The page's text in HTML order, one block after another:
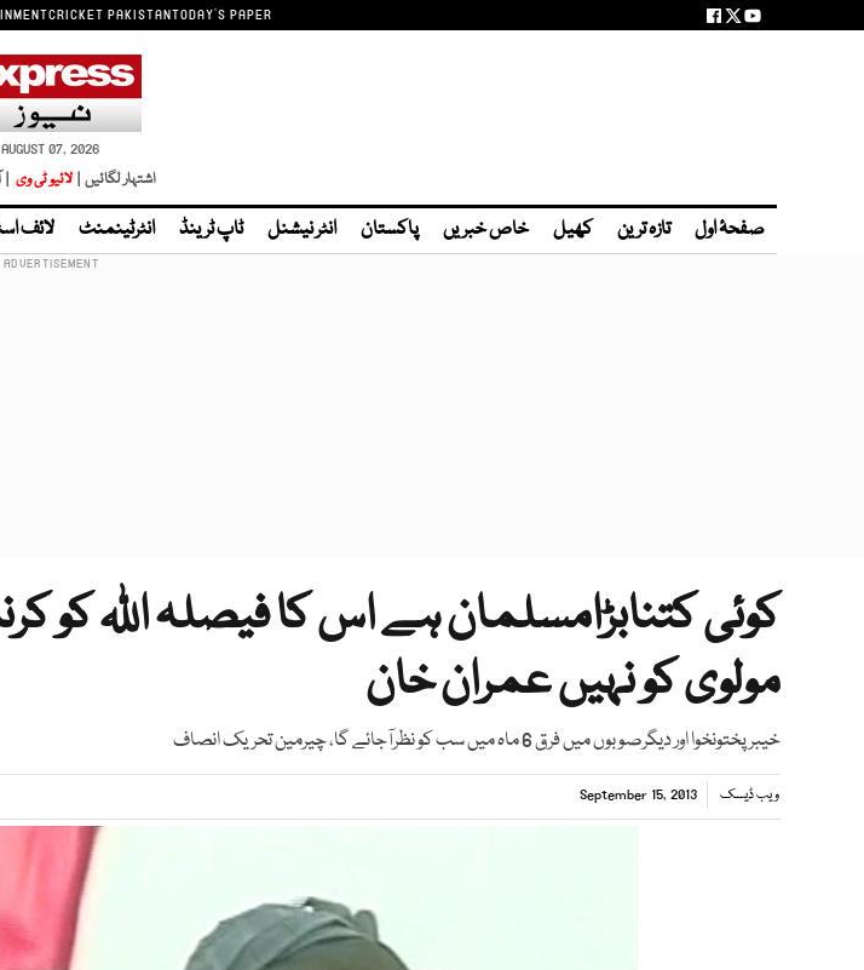
CRICKET PAKISTANTODAY'S PAPER
AUGUST 07, 2026
اشتہار لگائیں | لائیو ٹی وی |
صفحۂ اول تازہ ترین کھیل خاص خبریں پاکستان انٹر نیشنل ٹاپ ٹرینڈ انٹرٹینمنٹ لائف
کوئی کتنابڑامسلمان ہے اس کا فیصلہ اللہ کو
مولوی کو نہیں عمران خان
خیبرپختونخوا اور دیگرصوبوں میں فرق 6 ماہ میں سب کو نظرآجائے گا، چیرمین تحریک انصاف
ویب ڈیسک September 15, 2013